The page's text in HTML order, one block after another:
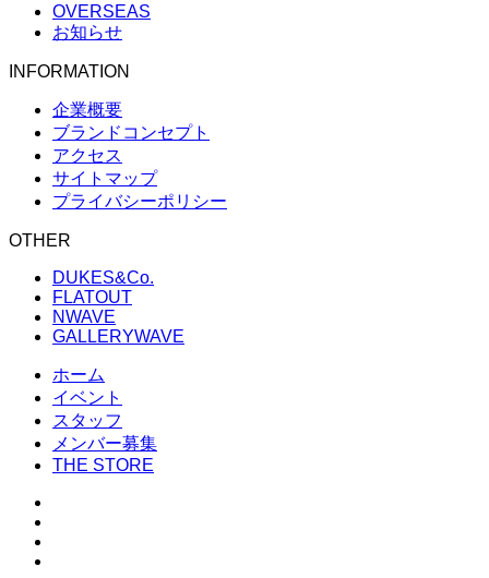
OVERSEAS
お知らせ
INFORMATION
企業概要
ブランドコンセプト
アクセス
サイトマップ
プライバシーポリシー
OTHER
DUKES&Co.
FLATOUT
NWAVE
GALLERYWAVE
ホーム
イベント
スタッフ
メンバー募集
THE STORE